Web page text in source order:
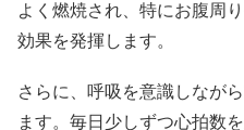
よく燃焼され、特にお腹周
効果を発揮します。
さらに、呼吸を意識しなが
ます。毎日少しずつ心拍数